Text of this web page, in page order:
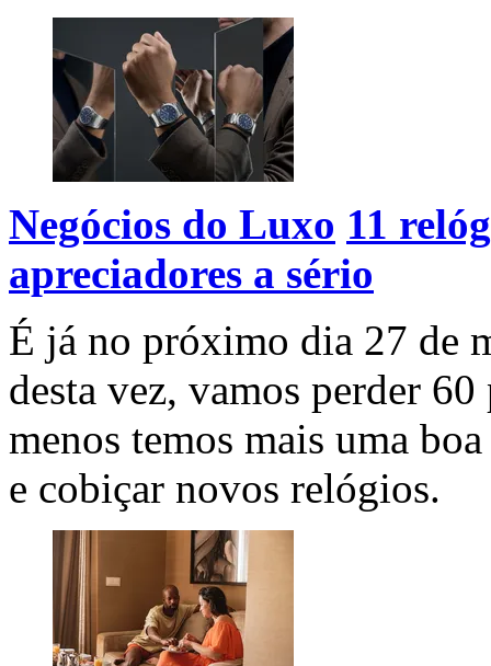
Negócios do Luxo 11
apreciadores a sério
É já no próximo dia 27 de
desta vez, vamos perder
menos temos mais uma
e cobiçar novos relógios.